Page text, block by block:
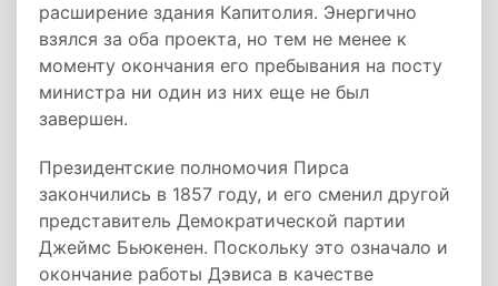
расширение здания Капитолия. Энергично
взялся за оба проекта, но тем не менее к
моменту окончания его пребывания на посту
министра ни один из них еще не был
завершен.
Президентские полномочия Пирса
закончились в 1857 году, и его сменил другой
представитель Демократической партии
Джеймс Бьюкенен. Поскольку это означало и
окончание работы Дэвиса в качестве